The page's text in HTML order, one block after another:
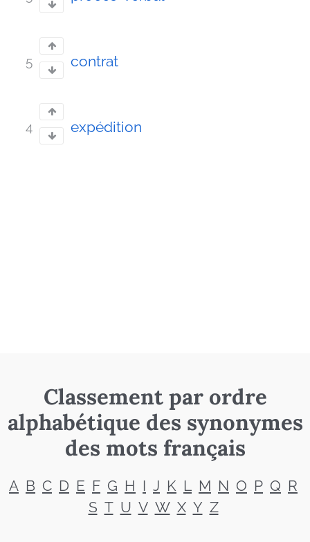
5 contrat
4 expédition
Classement par ordre
alphabétique des synonymes
des mots français
A B C D E F G H I J K L M N O P Q R
S T U V W X Y Z